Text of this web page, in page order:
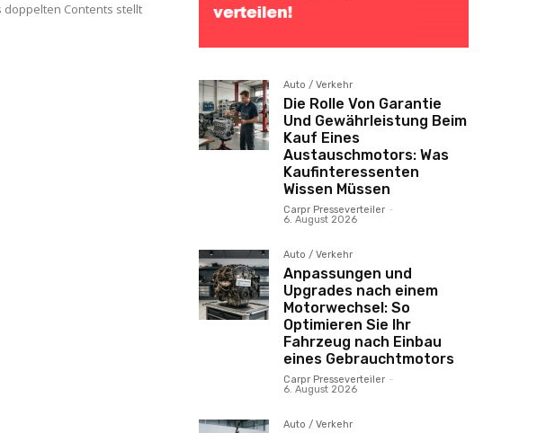
Auto / Verkehr
Die Rolle Von Garantie
Und Gewährleistung Beim
Kauf Eines
Austauschmotors: Was
Kaufinteressenten
Wissen Müssen
Carpr Presseverteiler -
6. August 2026
Auto / Verkehr
Anpassungen und
Upgrades nach einem
Motorwechsel: So
Optimieren Sie Ihr
Fahrzeug nach Einbau
eines Gebrauchtmotors
Carpr Presseverteiler -
6. August 2026
Auto / Verkehr